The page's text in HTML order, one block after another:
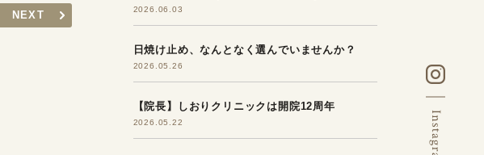
NEXT 2026.06.03
日焼け止め、なんとなく選んでいませんか？
2026.05.26
【院長】しおりクリニックは開院12周年
2026.05.22